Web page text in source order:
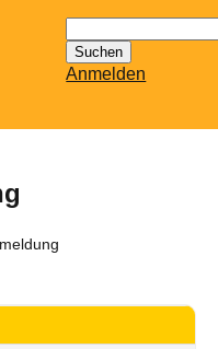
nach:
Anmelden